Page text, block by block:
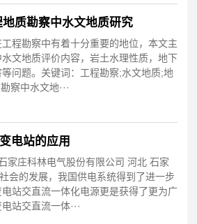
质勘察中水文地质研究
程勘察中有着十分重要的地位，本文主
文地质评价内容，岩土水理性质，地下
问题。关键词：工程勘察;水文地质;地
察中水文地···
电站的应用
家庄科林电气股份有限公司 河北 石家
会的发展，我国供电系统得到了进一步
站交直流一体化电源更是获得了更为广
站交直流一体···